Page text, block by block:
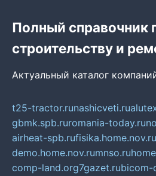
Полный справочник
строительству и
Актуальный каталог
t25-tractor.runashicveti.ru
gbmk.spb.ruromania-today.ru
airheat-spb.rufisika.home.nov.ru
demo.home.nov.rumnso.ru
comp-land.org7gazet.rubicom-